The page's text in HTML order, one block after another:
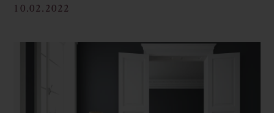
10.02.2022